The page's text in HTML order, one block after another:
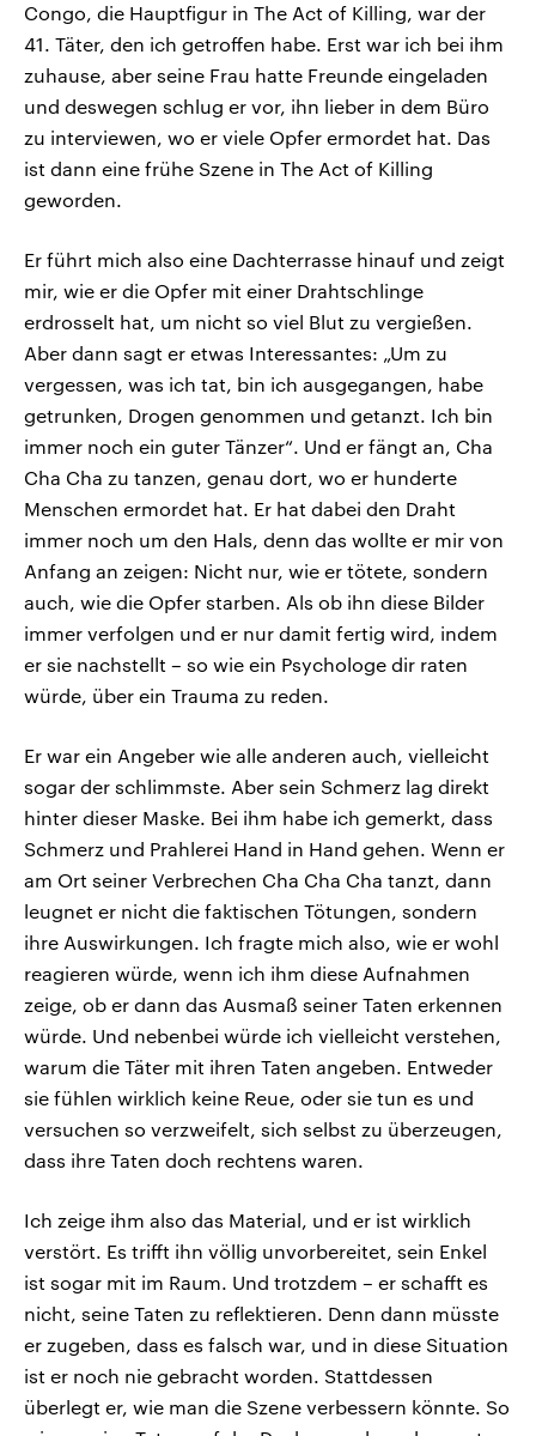
Congo, die Hauptfigur in The Act of Killing, war der
41. Täter, den ich getroffen habe. Erst war ich bei ihm
zuhause, aber seine Frau hatte Freunde eingeladen
und deswegen schlug er vor, ihn lieber in dem Büro
zu interviewen, wo er viele Opfer ermordet hat. Das
ist dann eine frühe Szene in The Act of Killing
geworden.
Er führt mich also eine Dachterrasse hinauf und zeigt
mir, wie er die Opfer mit einer Drahtschlinge
erdrosselt hat, um nicht so viel Blut zu vergießen.
Aber dann sagt er etwas Interessantes: „Um zu
vergessen, was ich tat, bin ich ausgegangen, habe
getrunken, Drogen genommen und getanzt. Ich bin
immer noch ein guter Tänzer“. Und er fängt an, Cha
Cha Cha zu tanzen, genau dort, wo er hunderte
Menschen ermordet hat. Er hat dabei den Draht
immer noch um den Hals, denn das wollte er mir von
Anfang an zeigen: Nicht nur, wie er tötete, sondern
auch, wie die Opfer starben. Als ob ihn diese Bilder
immer verfolgen und er nur damit fertig wird, indem
er sie nachstellt – so wie ein Psychologe dir raten
würde, über ein Trauma zu reden.
Er war ein Angeber wie alle anderen auch, vielleicht
sogar der schlimmste. Aber sein Schmerz lag direkt
hinter dieser Maske. Bei ihm habe ich gemerkt, dass
Schmerz und Prahlerei Hand in Hand gehen. Wenn er
am Ort seiner Verbrechen Cha Cha Cha tanzt, dann
leugnet er nicht die faktischen Tötungen, sondern
ihre Auswirkungen. Ich fragte mich also, wie er wohl
reagieren würde, wenn ich ihm diese Aufnahmen
zeige, ob er dann das Ausmaß seiner Taten erkennen
würde. Und nebenbei würde ich vielleicht verstehen,
warum die Täter mit ihren Taten angeben. Entweder
sie fühlen wirklich keine Reue, oder sie tun es und
versuchen so verzweifelt, sich selbst zu überzeugen,
dass ihre Taten doch rechtens waren.
Ich zeige ihm also das Material, und er ist wirklich
verstört. Es trifft ihn völlig unvorbereitet, sein Enkel
ist sogar mit im Raum. Und trotzdem – er schafft es
nicht, seine Taten zu reflektieren. Denn dann müsste
er zugeben, dass es falsch war, und in diese Situation
ist er noch nie gebracht worden. Stattdessen
überlegt er, wie man die Szene verbessern könnte. So